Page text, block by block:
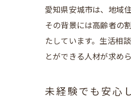
愛知県安城市は、地域
その背景には高齢者の
たしています。生活相
とができる人材が求め
未経験でも安心